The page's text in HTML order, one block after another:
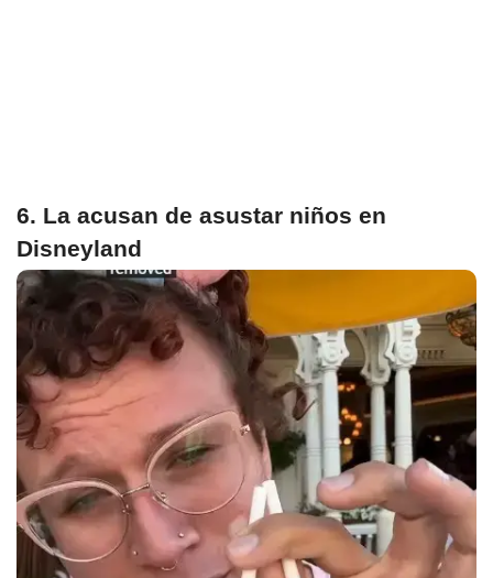
6. La acusan de asustar niños en
Disneyland